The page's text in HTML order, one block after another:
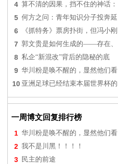
4 算不清的因果，挡不住的神话：
5 何方之问：青年知识分子投奔延
6 《抓特务》票房扑街，但冯小刚
7 郭文贵是如何生成的——存在、
8 私企“新混改”背后的隐秘的底
9 华川粉是唤不醒的，显然他们看
10 亚洲足球已经结束本届世界杯的
一周博文回复排行榜
1 华川粉是唤不醒的，显然他们看
2 我不是川黑！！！！
3 民主的前途